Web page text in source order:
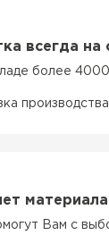
всегда на
более
материала
Вам с